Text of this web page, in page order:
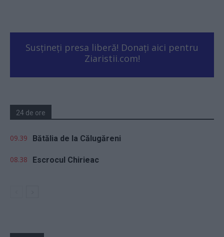
Susțineți presa liberă! Donați aici pentru
Ziaristii.com!
24 de ore
09.39 Bătălia de la Călugăreni
08.38 Escrocul Chirieac